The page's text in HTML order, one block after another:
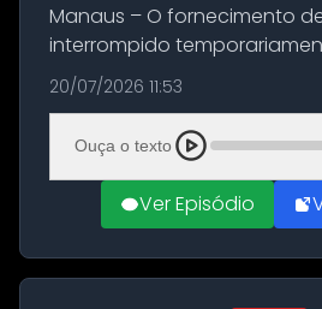
Manaus – O fornecimento
interrompido
sete bairros de Manaus
A suspensão programada
execução de serviços de
20/07/2026 11:53
Ouça o texto
Ver Episódio